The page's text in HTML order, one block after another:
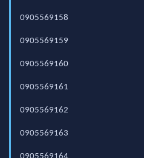
0905569158
0905569159
0905569160
0905569161
0905569162
0905569163